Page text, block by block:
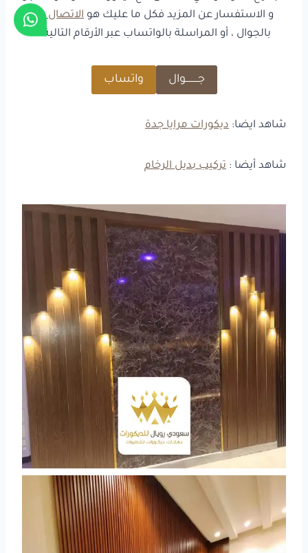
و الاستفسار عن المزيد فكل ما عليك هو الاتصال بنا
بالجوال ، أو المراسلة بالواتساب عبر الأرقام التالية :
جـــــــــوال واتساب
شاهد ايضا: ديكورات مرايا جدة
شاهد أيضا : تركيب بديل الرخام